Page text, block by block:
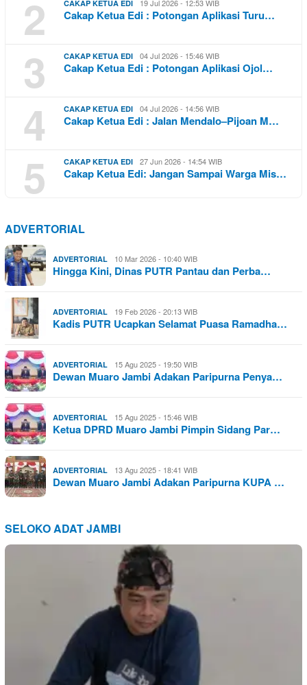
2 CAKAP KETUA EDI 19 Jul 2026 - 12:53 WIB
Cakap Ketua Edi : Potongan Aplikasi Turu…
3 CAKAP KETUA EDI 04 Jul 2026 - 15:46 WIB
Cakap Ketua Edi : Potongan Aplikasi Ojol…
4 CAKAP KETUA EDI 04 Jul 2026 - 14:56 WIB
Cakap Ketua Edi : Jalan Mendalo–Pijoan M…
5 CAKAP KETUA EDI 27 Jun 2026 - 14:54 WIB
Cakap Ketua Edi: Jangan Sampai Warga Mis…
ADVERTORIAL
ADVERTORIAL 10 Mar 2026 - 10:40 WIB
Hingga Kini, Dinas PUTR Pantau dan Perba…
ADVERTORIAL 19 Feb 2026 - 20:13 WIB
Kadis PUTR Ucapkan Selamat Puasa Ramadha…
ADVERTORIAL 15 Agu 2025 - 19:50 WIB
Dewan Muaro Jambi Adakan Paripurna Penya…
ADVERTORIAL 15 Agu 2025 - 15:46 WIB
Ketua DPRD Muaro Jambi Pimpin Sidang Par…
ADVERTORIAL 13 Agu 2025 - 18:41 WIB
Dewan Muaro Jambi Adakan Paripurna KUPA …
SELOKO ADAT JAMBI